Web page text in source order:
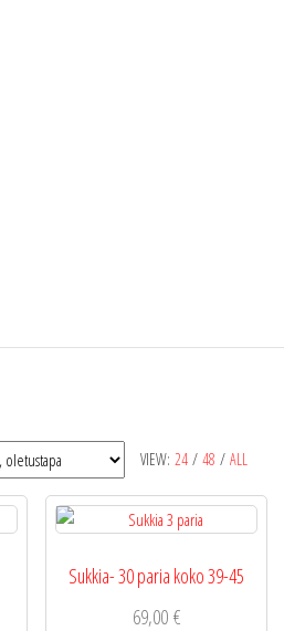
VIEW: 24 / 48 / ALL
Sukkia- 30 paria koko 39-45
69,00 €